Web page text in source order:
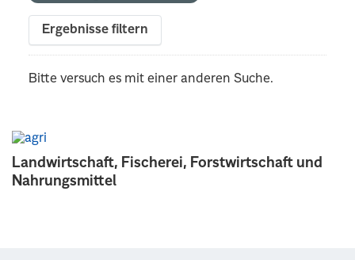
Landwirtschaft, Fischerei, Forstwirtschaft und
Nahrungsmittel
Ergebnisse filtern
Bitte versuch es mit einer anderen Suche.